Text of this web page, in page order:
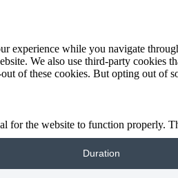
experience while you navigate
We also use third-party cookies
of these cookies. But opting out of
for the website to function properly.
Duration